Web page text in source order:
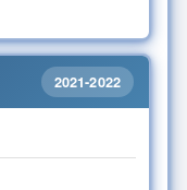
2021-2022